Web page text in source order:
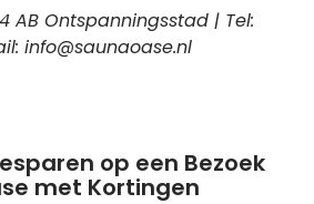
AB Ontspanningsstad | Tel:
info@saunaoase.nl
op een Bezoek
met Kortingen